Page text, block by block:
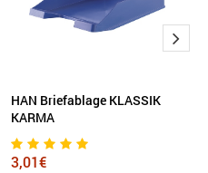
HAN Briefablage KLASSIK
KARMA
3,01€